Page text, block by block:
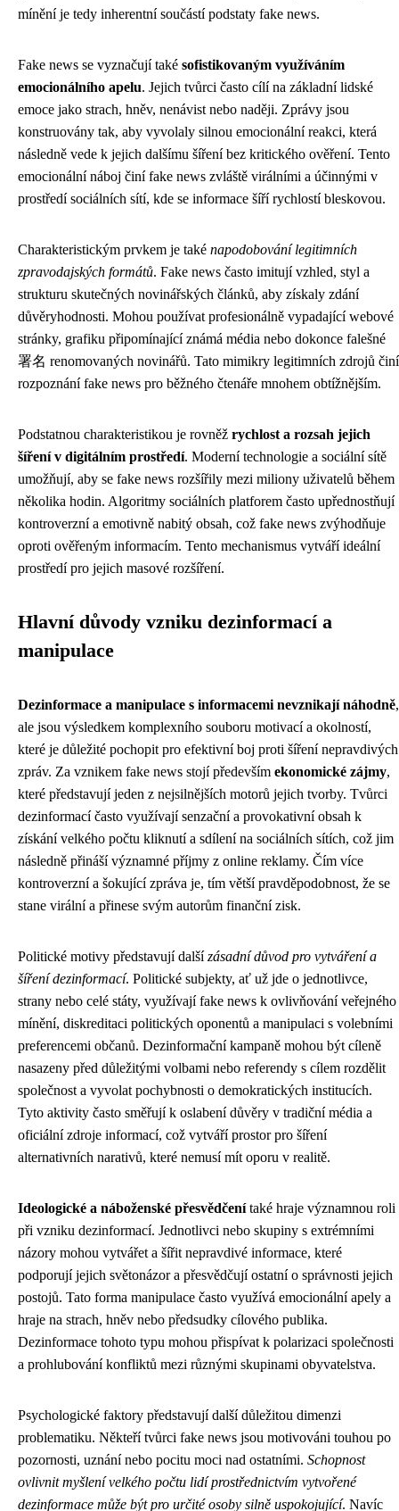
mínění je tedy inherentní součástí podstaty fake news.
Fake news se vyznačují také sofistikovaným využíváním
emocionálního apelu. Jejich tvůrci často cílí na základní lidské
emoce jako strach, hněv, nenávist nebo naději. Zprávy jsou
konstruovány tak, aby vyvolaly silnou emocionální reakci, která
následně vede k jejich dalšímu šíření bez kritického ověření. Tento
emocionální náboj činí fake news zvláště virálními a účinnými v
prostředí sociálních sítí, kde se informace šíří rychlostí bleskovou.
Charakteristickým prvkem je také napodobování legitimních
zpravodajských formátů. Fake news často imitují vzhled, styl a
strukturu skutečných novinářských článků, aby získaly zdání
důvěryhodnosti. Mohou používat profesionálně vypadající webové
stránky, grafiku připomínající známá média nebo dokonce falešné
署名 renomovaných novinářů. Tato mimikry legitimních zdrojů činí
rozpoznání fake news pro běžného čtenáře mnohem obtížnějším.
Podstatnou charakteristikou je rovněž rychlost a rozsah jejich
šíření v digitálním prostředí. Moderní technologie a sociální sítě
umožňují, aby se fake news rozšířily mezi miliony uživatelů během
několika hodin. Algoritmy sociálních platforem často upřednostňují
kontroverzní a emotivně nabitý obsah, což fake news zvýhodňuje
oproti ověřeným informacím. Tento mechanismus vytváří ideální
prostředí pro jejich masové rozšíření.
Hlavní důvody vzniku dezinformací a
manipulace
Dezinformace a manipulace s informacemi nevznikají náhodně,
ale jsou výsledkem komplexního souboru motivací a okolností,
které je důležité pochopit pro efektivní boj proti šíření nepravdivých
zpráv. Za vznikem fake news stojí především ekonomické zájmy,
které představují jeden z nejsilnějších motorů jejich tvorby. Tvůrci
dezinformací často využívají senzační a provokativní obsah k
získání velkého počtu kliknutí a sdílení na sociálních sítích, což jim
následně přináší významné příjmy z online reklamy. Čím více
kontroverzní a šokující zpráva je, tím větší pravděpodobnost, že se
stane virální a přinese svým autorům finanční zisk.
Politické motivy představují dalšízásadní důvod pro vytváření a
šíření dezinformací. Politické subjekty, ať už jde o jednotlivce,
strany nebo celé státy, využívají fake news k ovlivňování veřejného
mínění, diskreditaci politických oponentů a manipulaci s volebními
preferencemi občanů. Dezinformační kampaně mohou být cíleně
nasazeny před důležitými volbami nebo referendy s cílem rozdělit
společnost a vyvolat pochybnosti o demokratických institucích.
Tyto aktivity často směřují k oslabení důvěry v tradiční média a
oficiální zdroje informací, což vytváří prostor pro šíření
alternativních narativů, které nemusí mít oporu v realitě.
Ideologické a náboženské přesvědčenítaké hraje významnou roli
při vzniku dezinformací. Jednotlivci nebo skupiny s extrémními
názory mohou vytvářet a šířit nepravdivé informace, které
podporují jejich světonázor a přesvědčují ostatní o správnosti jejich
postojů. Tato forma manipulace často využívá emocionální apely a
hraje na strach, hněv nebo předsudky cílového publika.
Dezinformace tohoto typu mohou přispívat k polarizaci společnosti
a prohlubování konfliktů mezi různými skupinami obyvatelstva.
Psychologické faktory představují další důležitou dimenzi
problematiku. Někteří tvůrci fake news jsou motivováni touhou po
pozornosti, uznání nebo pocitu moci nad ostatními. Schopnost
ovlivnit myšlení velkého počtu lidí prostřednictvím vytvořené
dezinformace může být pro určité osoby silně uspokojující. Navíc